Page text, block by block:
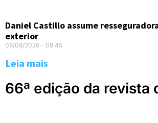
Daniel Castillo assume
exterior
06/08/2026 08:45
Leia mais
66ª edição da revista